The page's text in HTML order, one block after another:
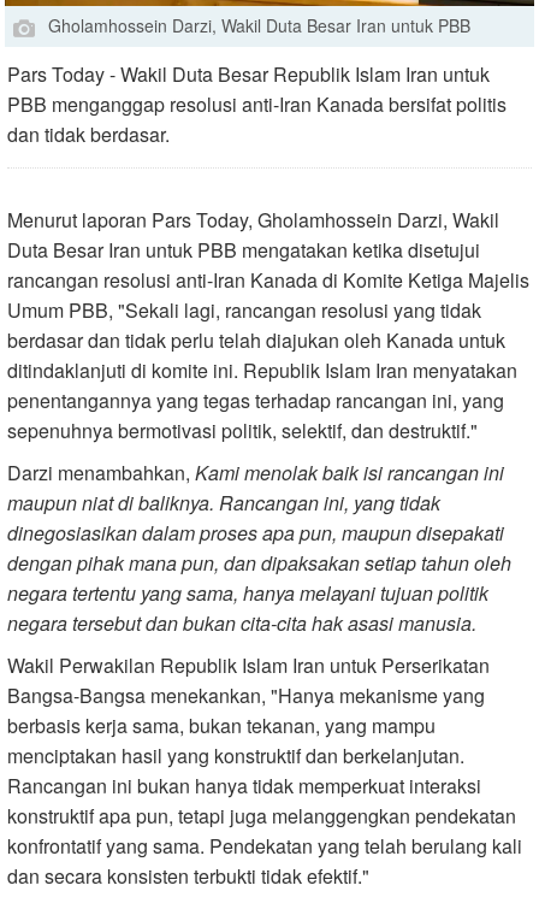
Gholamhossein Darzi, Wakil Duta Besar Iran untuk PBB
Pars Today - Wakil Duta Besar Republik Islam Iran untuk
PBB menganggap resolusi anti-Iran Kanada bersifat politis
dan tidak berdasar.
Menurut laporan Pars Today, Gholamhossein Darzi, Wakil
Duta Besar Iran untuk PBB mengatakan ketika disetujui
rancangan resolusi anti-Iran Kanada di Komite Ketiga Majelis
Umum PBB, "Sekali lagi, rancangan resolusi yang tidak
berdasar dan tidak perlu telah diajukan oleh Kanada untuk
ditindaklanjuti di komite ini. Republik Islam Iran menyatakan
penentangannya yang tegas terhadap rancangan ini, yang
sepenuhnya bermotivasi politik, selektif, dan destruktif."
Darzi menambahkan, Kami menolak baik isi rancangan ini
maupun niat di baliknya. Rancangan ini, yang tidak
dinegosiasikan dalam proses apa pun, maupun disepakati
dengan pihak mana pun, dan dipaksakan setiap tahun oleh
negara tertentu yang sama, hanya melayani tujuan politik
negara tersebut dan bukan cita-cita hak asasi manusia.
Wakil Perwakilan Republik Islam Iran untuk Perserikatan
Bangsa-Bangsa menekankan, "Hanya mekanisme yang
berbasis kerja sama, bukan tekanan, yang mampu
menciptakan hasil yang konstruktif dan berkelanjutan.
Rancangan ini bukan hanya tidak memperkuat interaksi
konstruktif apa pun, tetapi juga melanggengkan pendekatan
konfrontatif yang sama. Pendekatan yang telah berulang kali
dan secara konsisten terbukti tidak efektif."